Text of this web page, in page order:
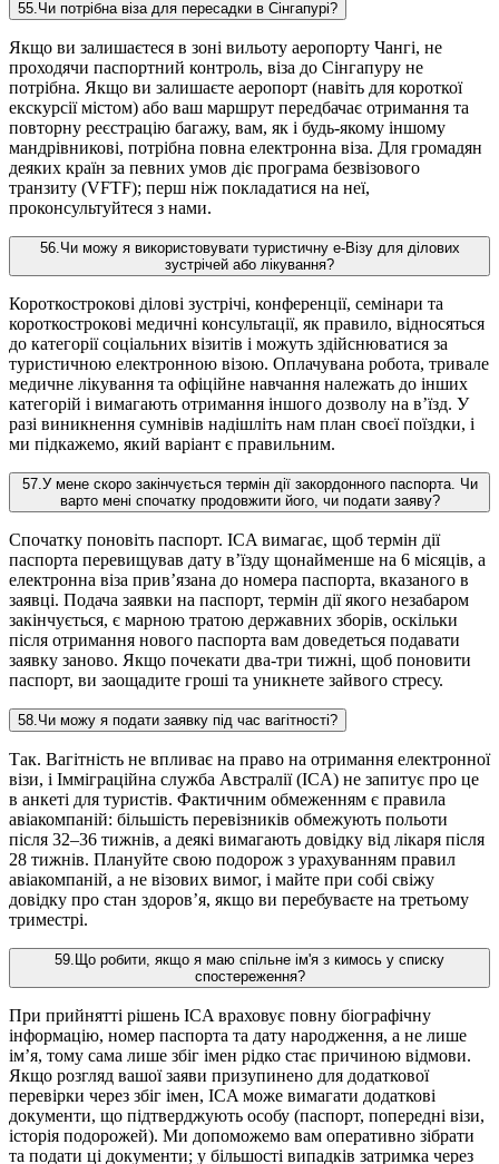
55 Чи потрібна віза для пересадки в Сінгапурі?
Якщо ви залишаєтеся в зоні вильоту аеропорту Чангі, не
проходячи паспортний контроль, віза до Сінгапуру не
потрібна. Якщо ви залишаєте аеропорт (навіть для короткої
екскурсії містом) або ваш маршрут передбачає отримання та
повторну реєстрацію багажу, вам, як і будь-якому іншому
мандрівникові, потрібна повна електронна віза. Для громадян
деяких країн за певних умов діє програма безвізового
транзиту (VFTF); перш ніж покладатися на неї,
проконсультуйтеся з нами.
56. Чи можу я використовувати туристичну е-Візу для ділових
зустрічей або лікування?
Короткострокові ділові зустрічі, конференції, семінари та
короткострокові медичні консультації, як правило, відносяться
до категорії соціальних візитів і можуть здійснюватися за
туристичною електронною візою. Оплачувана робота, тривале
медичне лікування та офіційне навчання належать до інших
категорій і вимагають отримання іншого дозволу на в’їзд. У
разі виникнення сумнівів надішліть нам план своєї поїздки, і
ми підкажемо, який варіант є правильним.
57. У мене скоро закінчується термін дії закордонного паспорта. Чи
варто мені спочатку продовжити його, чи подати заяву?
Спочатку поновіть паспорт. ICA вимагає, щоб термін дії
паспорта перевищував дату в’їзду щонайменше на 6 місяців, а
електронна віза прив’язана до номера паспорта, вказаного в
заявці. Подача заявки на паспорт, термін дії якого незабаром
закінчується, є марною тратою державних зборів, оскільки
після отримання нового паспорта вам доведеться подавати
заявку заново. Якщо почекати два-три тижні, щоб поновити
паспорт, ви заощадите гроші та уникнете зайвого стресу.
58 Чи можу я подати заявку під час вагітності?
Так. Вагітність не впливає на право на отримання електронної
візи, і Імміграційна служба Австралії (ICA) не запитує про це
в анкеті для туристів. Фактичним обмеженням є правила
авіакомпаній: більшість перевізників обмежують польоти
після 32–36 тижнів, а деякі вимагають довідку від лікаря після
28 тижнів. Плануйте свою подорож з урахуванням правил
авіакомпаній, а не візових вимог, і майте при собі свіжу
довідку про стан здоров’я, якщо ви перебуваєте на третьому
триместрі.
59 Що робити, якщо я маю спільне ім'я з кимось у списку
спостереження?
При прийнятті рішень ICA враховує повну біографічну
інформацію, номер паспорта та дату народження, а не лише
ім’я, тому сама лише збіг імен рідко стає причиною відмови.
Якщо розгляд вашої заяви призупинено для додаткової
перевірки через збіг імен, ICA може вимагати додаткові
документи, що підтверджують особу (паспорт, попередні візи,
історія подорожей). Ми допоможемо вам оперативно зібрати
та подати ці документи; у більшості випадків затримка через